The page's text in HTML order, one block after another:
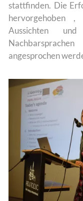
stattfinden. Die
hervorgehoben
Aussichten
angesprochen